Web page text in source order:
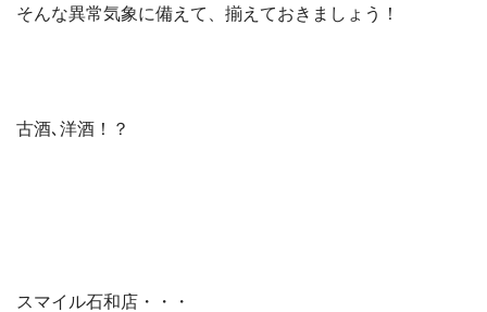
そんな異常気象に備えて、揃えておきましょう！
古酒､洋酒！？
スマイル石和店・・・